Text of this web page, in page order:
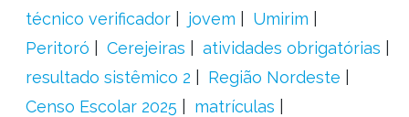
técnico verificador
jovem
Umirim
Peritoró
Cerejeiras
atividades obrigatórias
resultado sistêmico 2
Região Nordeste
Censo Escolar 2025
matrículas